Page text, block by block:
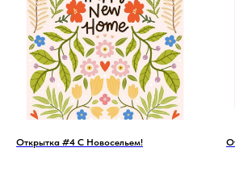
Открытка #4 С Новосельем!